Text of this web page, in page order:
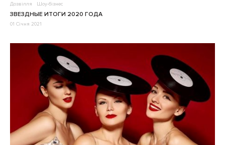
Дозвілля Шоу-бізнес
ЗВЕЗДНЫЕ ИТОГИ 2020 ГОДА
01 Січня 2021